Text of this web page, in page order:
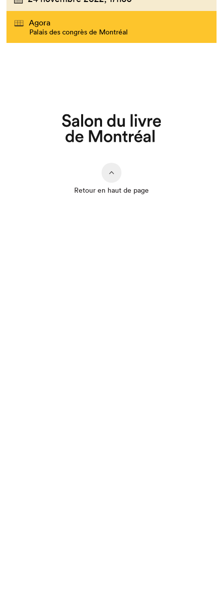
Agora
Palais des congrès de Montréal
Retour en haut de page